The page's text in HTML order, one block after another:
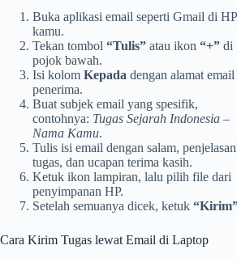
Buka aplikasi email seperti Gmail di HP
kamu.
Tekan tombol “Tulis” atau ikon “+” di
pojok bawah.
Isi kolom Kepada dengan alamat email
penerima.
Buat subjek email yang spesifik,
contohnya: Tugas Sejarah Indonesia –
Nama Kamu.
Tulis isi email dengan salam, penjelasan
tugas, dan ucapan terima kasih.
Ketuk ikon lampiran, lalu pilih file dari
penyimpanan HP.
Setelah semuanya dicek, ketuk
Cara Kirim Tugas lewat Email di Laptop